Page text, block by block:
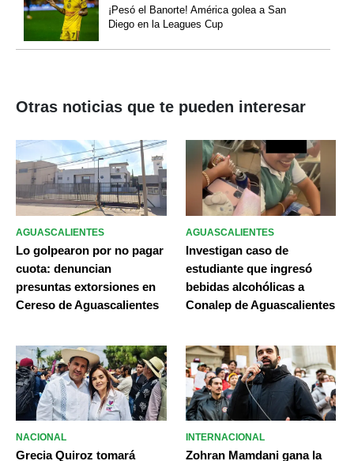
¡Pesó el Banorte! América golea a San
Diego en la Leagues Cup
Otras noticias que te pueden interesar
AGUASCALIENTES
Lo golpearon por no pagar
cuota: denuncian
presuntas extorsiones en
Cereso de Aguascalientes
AGUASCALIENTES
Investigan caso de
estudiante que ingresó
bebidas alcohólicas a
Conalep de Aguascalientes
NACIONAL
Grecia Quiroz tomará
INTERNACIONAL
Zohran Mamdani gana la